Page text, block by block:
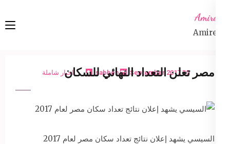
content
Amireta
Amireta
30 September 2017
sabbeh اخبار شاملةمصر تعلن التعداد النهائي للسكان
السيسي يشهد إعلان نتائج تعداد سكان مصر لعام 2017